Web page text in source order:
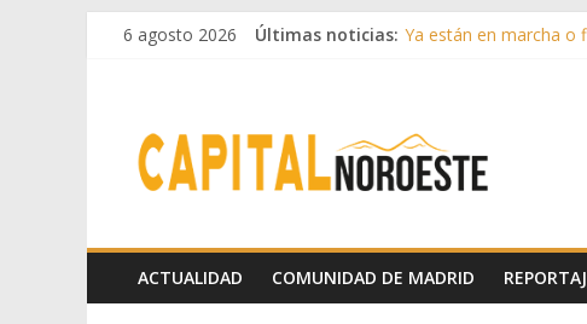
6 agosto 2026 Últimas noticias: Ya están en marcha o
Guadarrama abre
ACTUALIDAD COMUNIDAD DE MADRID